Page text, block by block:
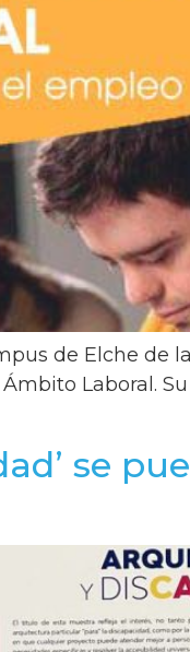
de Elche de
Laboral.
se